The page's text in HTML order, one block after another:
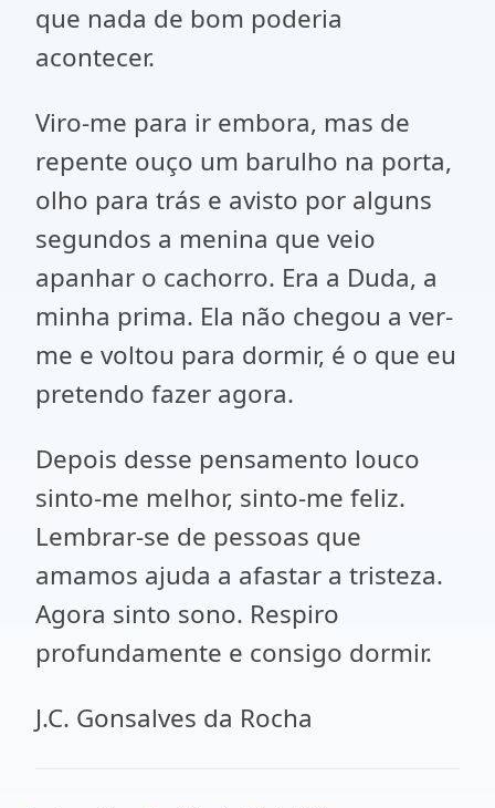
que nada de bom poderia
acontecer.
Viro-me para ir embora, mas de
repente ouço um barulho na porta,
olho para trás e avisto por alguns
segundos a menina que veio
apanhar o cachorro. Era a Duda, a
minha prima. Ela não chegou a ver-
me e voltou para dormir, é o que eu
pretendo fazer agora.
Depois desse pensamento louco
sinto-me melhor, sinto-me feliz.
Lembrar-se de pessoas que
amamos ajuda a afastar a tristeza.
Agora sinto sono. Respiro
profundamente e consigo dormir.
J.C. Gonsalves da Rocha